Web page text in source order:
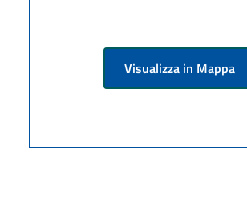
Visualizza in Mappa